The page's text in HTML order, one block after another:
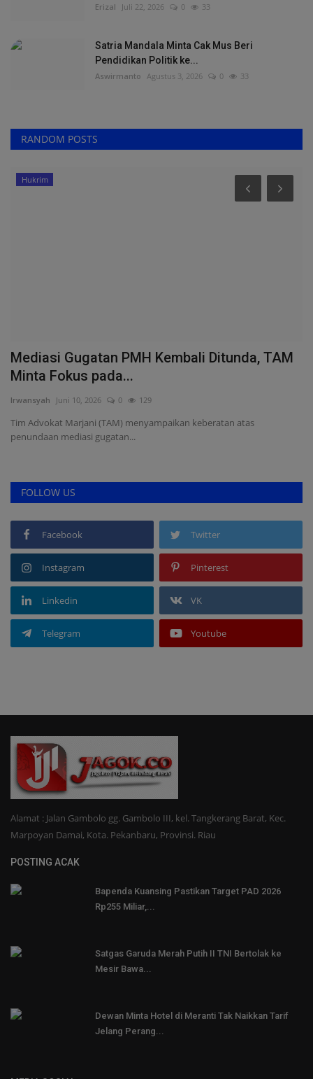
Erizal Juli 22, 2026 0 33
Satria Mandala Minta Cak Mus Beri
Pendidikan Politik ke...
Aswirmanto Agustus 3, 2026 0 33
RANDOM POSTS
Hukrim
Mediasi Gugatan PMH Kembali Ditunda, TAM
Minta Fokus pada...
Irwansyah Juni 10, 2026 0 129
Tim Advokat Marjani (TAM) menyampaikan keberatan atas
penundaan mediasi gugatan...
FOLLOW US
Facebook Twitter
Instagram Pinterest
Linkedin VK
Telegram Youtube
Alamat : Jalan Gambolo gg. Gambolo III, kel. Tangkerang Barat, Kec.
Marpoyan Damai, Kota. Pekanbaru, Provinsi. Riau
POSTING ACAK
Bapenda Kuansing Pastikan Target PAD 2026
Rp255 Miliar,...
Satgas Garuda Merah Putih II TNI Bertolak ke
Mesir Bawa...
Dewan Minta Hotel di Meranti Tak Naikkan Tarif
Jelang Perang...